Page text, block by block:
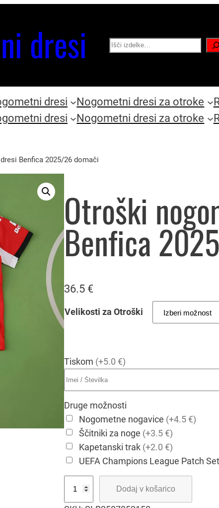
dresi Search
dresi Nogometni dresi za otroke
dresi
Nogometni dresi za otroke
Benfica 2025/26 domači
Otroški
Benfica
36.5 €
Velikosti za Otroški
Tiskom (+5.0 €)
Druge možnosti
Nogometne nogavice (+4.5 €)
Ščitniki za noge (+3.5 €)
Kapetanski trak (+2.0 €)
UEFA Champions League Patch Set
Dodaj v košarico